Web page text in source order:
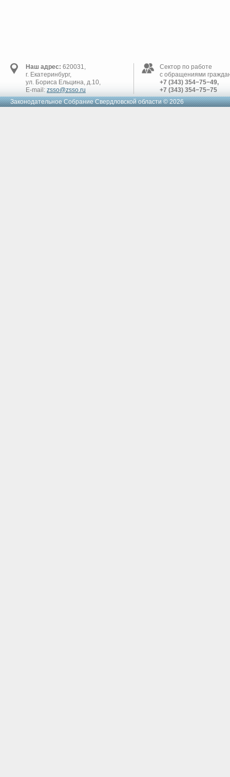
Наш адрес: 620031,
г. Екатеринбург,
ул. Бориса Ельцина, д.10,
E-mail: zsso@zsso.ru
Сектор по работе
с обращениями
+7 (343) 354−75−49,
+7 (343) 354−75−75
Законодательное Cобрание Свердловской области © 2026